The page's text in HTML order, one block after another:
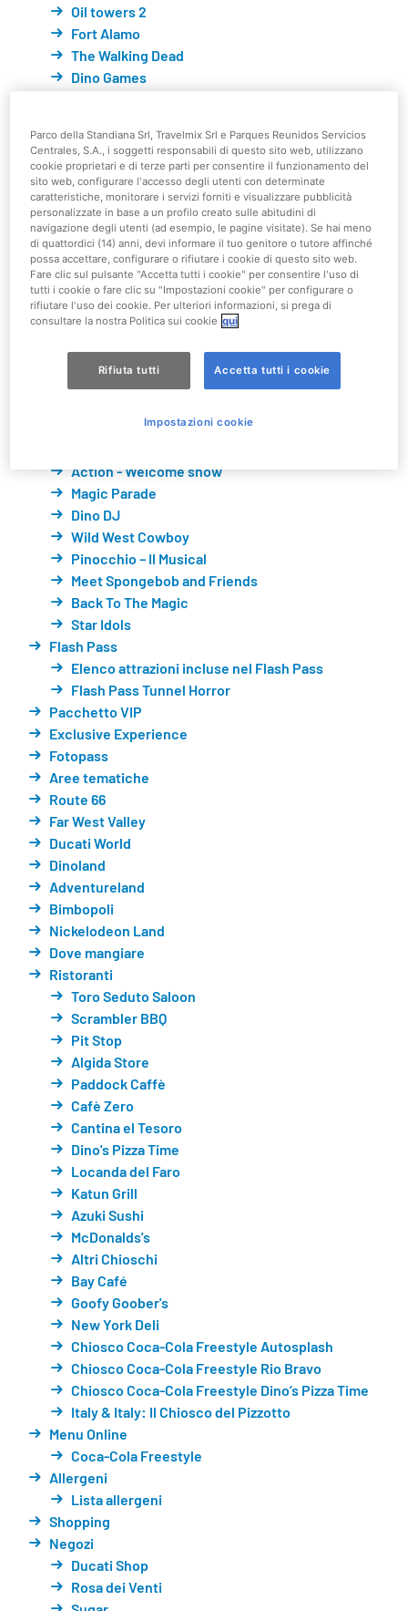
Oil towers 2
Fort Alamo
The Walking Dead
Dino Games
Boots’ Balloons
PAW Patrol Adventure Bay
PAW Patrol To The Rescue
Rubble’s Rapids
Adventure Bay Carousel
Jellyfish Jam
Bikini Bottom Express
Cowabunga Carts
Giochi a premio
Hot Wheels City, La Nuova Sfida - Stunt Show
Spongebob Parade
Action - Welcome show
Magic Parade
Dino DJ
Wild West Cowboy
Pinocchio – Il Musical
Meet Spongebob and Friends
Back To The Magic
Star Idols
Flash Pass
Elenco attrazioni incluse nel Flash Pass
Flash Pass Tunnel Horror
Pacchetto VIP
Exclusive Experience
Fotopass
Aree tematiche
Route 66
Far West Valley
Ducati World
Dinoland
Adventureland
Bimbopoli
Nickelodeon Land
Dove mangiare
Ristoranti
Toro Seduto Saloon
Scrambler BBQ
Pit Stop
Algida Store
Paddock Caffè
Cafè Zero
Cantina el Tesoro
Dino's Pizza Time
Locanda del Faro
Katun Grill
Azuki Sushi
McDonalds's
Altri Chioschi
Bay Café
Goofy Goober's
New York Deli
Chiosco Coca-Cola Freestyle Autosplash
Chiosco Coca-Cola Freestyle Rio Bravo
Chiosco Coca-Cola Freestyle Dino’s Pizza Time
Italy & Italy: Il Chiosco del Pizzotto
Menu Online
Coca-Cola Freestyle
Allergeni
Lista allergeni
Shopping
Negozi
Ducati Shop
Rosa dei Venti
Parco della Standiana Srl, Travelmix Srl e Parques Reunidos Servicios
Centrales, S.A., i soggetti responsabili di questo sito web, utilizzano
cookie proprietari e di terze parti per consentire il funzionamento del
sito web, configurare l'accesso degli utenti con determinate
caratteristiche, monitorare i servizi forniti e visualizzare pubblicità
personalizzate in base a un profilo creato sulle abitudini di
navigazione degli utenti (ad esempio, le pagine visitate). Se hai meno
di quattordici (14) anni, devi informare il tuo genitore o tutore affinché
possa accettare, configurare o rifiutare i cookie di questo sito web.
Fare clic sul pulsante "Accetta tutti i cookie" per consentire l'uso di
tutti i cookie o fare clic su "Impostazioni cookie" per configurare o
rifiutare l'uso dei cookie. Per ulteriori informazioni, si prega di
consultare la nostra Politica sui cookie qui
Rifiuta tutti Accetta tutti i cookie
Impostazioni cookie